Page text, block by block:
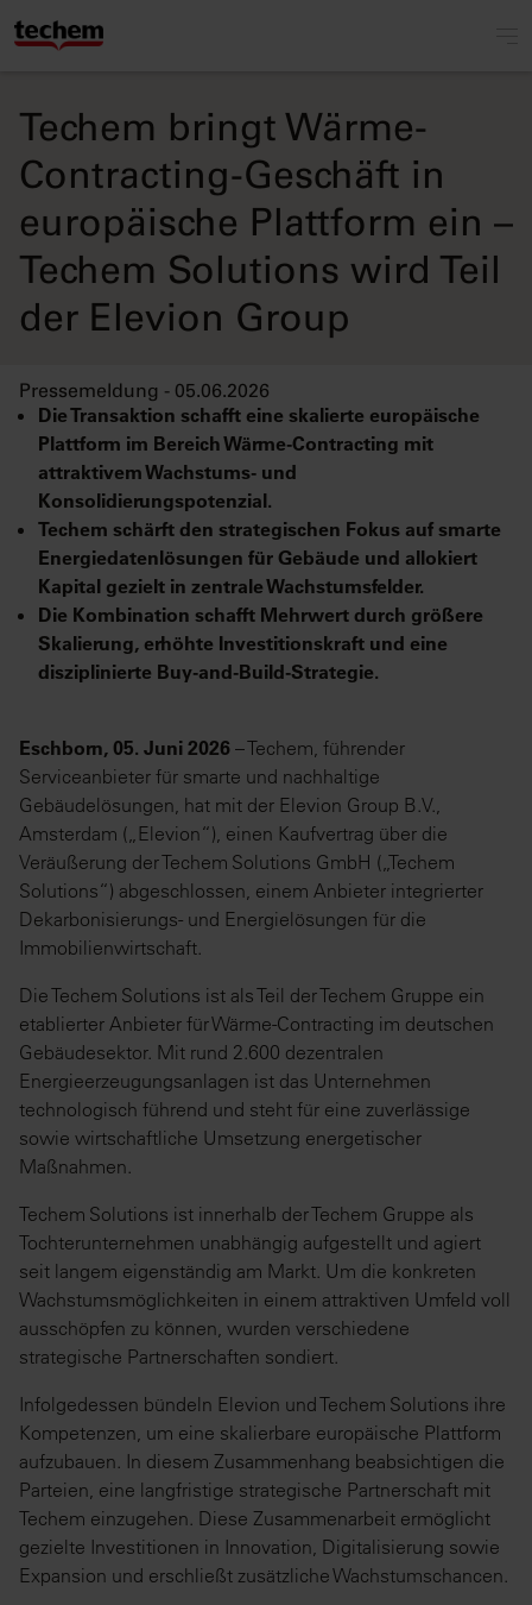
Techem bringt Wärme-
Contracting-Geschäft in
europäische Plattform ein –
Techem Solutions wird Teil
der Elevion Group
Pressemeldung - 05.06.2026
Die Transaktion schafft eine skalierte europäische
Plattform im Bereich Wärme-Contracting mit
attraktivem Wachstums- und
Konsolidierungspotenzial.
Techem schärft den strategischen Fokus auf smarte
Energiedatenlösungen für Gebäude und allokiert
Kapital gezielt in zentrale Wachstumsfelder.
Die Kombination schafft Mehrwert durch größere
Skalierung, erhöhte Investitionskraft und eine
disziplinierte Buy-and-Build-Strategie.
Eschborn, 05. Juni 2026 – Techem, führender
Serviceanbieter für smarte und nachhaltige
Gebäudelösungen, hat mit der Elevion Group B.V.,
Amsterdam („Elevion“), einen Kaufvertrag über die
Veräußerung der Techem Solutions GmbH („Techem
Solutions“) abgeschlossen, einem Anbieter integrierter
Dekarbonisierungs- und Energielösungen für die
Immobilienwirtschaft.
Die Techem Solutions ist als Teil der Techem Gruppe ein
etablierter Anbieter für Wärme-Contracting im deutschen
Gebäudesektor. Mit rund 2.600 dezentralen
Energieerzeugungsanlagen ist das Unternehmen
technologisch führend und steht für eine zuverlässige
sowie wirtschaftliche Umsetzung energetischer
Maßnahmen.
Techem Solutions ist innerhalb der Techem Gruppe als
Tochterunternehmen unabhängig aufgestellt und agiert
seit langem eigenständig am Markt. Um die konkreten
Wachstumsmöglichkeiten in einem attraktiven Umfeld voll
ausschöpfen zu können, wurden verschiedene
strategische Partnerschaften sondiert.
Infolgedessen bündeln Elevion und Techem Solutions ihre
Kompetenzen, um eine skalierbare europäische Plattform
aufzubauen. In diesem Zusammenhang beabsichtigen die
Parteien, eine langfristige strategische Partnerschaft mit
Techem einzugehen. Diese Zusammenarbeit ermöglicht
gezielte Investitionen in Innovation, Digitalisierung sowie
Expansion und erschließt zusätzliche Wachstumschancen.